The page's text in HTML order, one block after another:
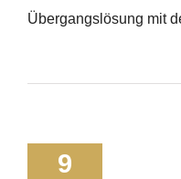
Übergangslösung mit
9